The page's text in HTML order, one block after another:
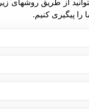
روشهای زیر اقدام
کنیم.